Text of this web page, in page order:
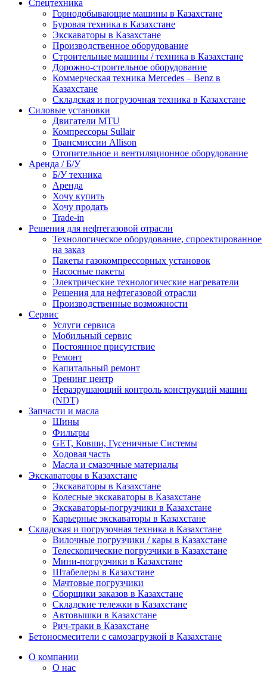
Спецтехника
Горнодобывающие машины в Казахстане
Буровая техника в Казахстане
Экскаваторы в Казахстане
Производственное оборудование
Строительные машины / техника в Казахстане
Дорожно-строительное оборудование
Коммерческая техника Mercedes – Benz в
Казахстане
Складская и погрузочная техника в Казахстане
Силовые установки
Двигатели MTU
Компрессоры Sullair
Трансмиссии Allison
Отопительное и вентиляционное оборудование
Аренда / Б/У
Б/У техника
Аренда
Хочу купить
Хочу продать
Trade-in
Решения для нефтегазовой отрасли
Технологическое оборудование, спроектированное
на заказ
Пакеты газокомпрессорных установок
Насосные пакеты
Электрические технологические нагреватели
Решения для нефтегазовой отрасли
Производственные возможности
Сервис
Услуги сервиса
Мобильный сервис
Постоянное присутствие
Ремонт
Капитальный ремонт
Тренинг центр
Неразрушающий контроль конструкций машин
(NDT)
Запчасти и масла
Шины
Фильтры
GET, Ковши, Гусеничные Системы
Ходовая часть
Масла и смазочные материалы
Экскаваторы в Казахстане
Экскаваторы в Казахстане
Колесные экскаваторы в Казахстане
Экскаваторы-погрузчики в Казахстане
Карьерные экскаваторы в Казахстане
Складская и погрузочная техника в Казахстане
Вилочные погрузчики / кары в Казахстане
Телескопические погрузчики в Казахстане
Мини-погрузчики в Казахстане
Штабелеры в Казахстане
Мачтовые погрузчики
Сборщики заказов в Казахстане
Складские тележки в Казахстане
Автовышки в Казахстане
Рич-траки в Казахстане
Бетоносмесители с самозагрузкой в Казахстане
О компании
О нас